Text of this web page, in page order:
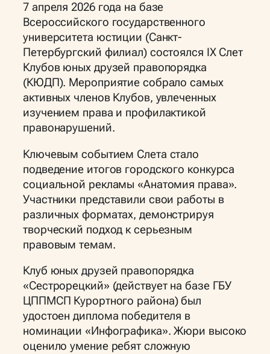
7 апреля 2026 года на базе
Всероссийского государственного
университета юстиции (Санкт-
Петербургский филиал) состоялся IX Слет
Клубов юных друзей правопорядка
(КЮДП). Мероприятие собрало самых
активных членов Клубов, увлеченных
изучением права и профилактикой
правонарушений.
Ключевым событием Слета стало
подведение итогов городского конкурса
социальной рекламы «Анатомия права».
Участники представили свои работы в
различных форматах, демонстрируя
творческий подход к серьезным
правовым темам.
Клуб юных друзей правопорядка
«Сестрорецкий» (действует на базе ГБУ
ЦППМСП Курортного района) был
удостоен диплома победителя в
номинации «Инфографика». Жюри высоко
оценило умение ребят сложную